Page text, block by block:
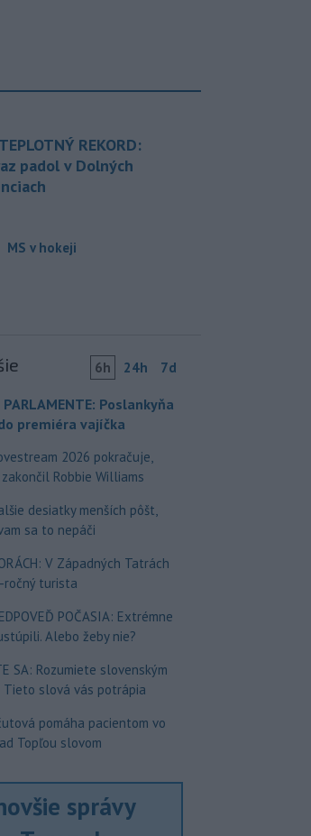
REKORD:
padol v Dolných
MS v hokeji
6h 24h 7d
PARLAMENTE: Poslankyňa
premiéra vajíčka
2026 pokračuje,
Robbie Williams
desiatky menších pôšt,
sa to nepáči
V Západných Tatrách
ročný turista
POČASIA: Extrémne
Alebo žeby nie?
SA: Rozumiete slovenským
Tieto slová vás potrápia
pomáha pacientom vo
Topľou slovom
správy